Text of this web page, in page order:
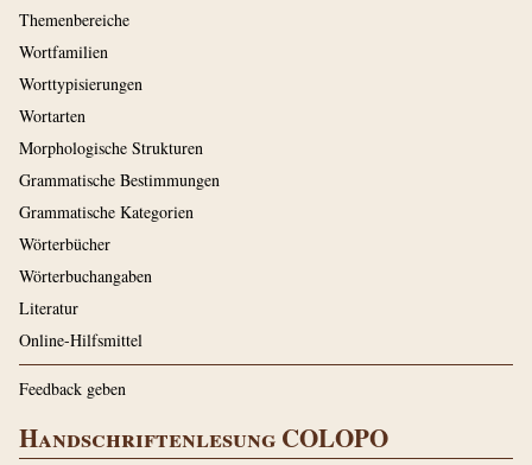
Themenbereiche
Wortfamilien
Worttypisierungen
Wortarten
Morphologische Strukturen
Grammatische Bestimmungen
Grammatische Kategorien
Wörterbücher
Wörterbuchangaben
Literatur
Online-Hilfsmittel
Feedback geben
Handschriftenlesung COLOPO